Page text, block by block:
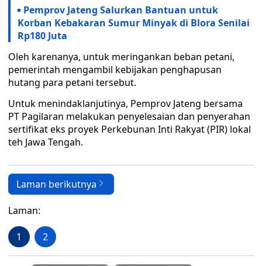
Pemprov Jateng Salurkan Bantuan untuk
Korban Kebakaran Sumur Minyak di Blora Senilai
Rp180 Juta
Oleh karenanya, untuk meringankan beban petani,
pemerintah mengambil kebijakan penghapusan
hutang para petani tersebut.
Untuk menindaklanjutinya, Pemprov Jateng bersama
PT Pagilaran melakukan penyelesaian dan penyerahan
sertifikat eks proyek Perkebunan Inti Rakyat (PIR) lokal
teh Jawa Tengah.
Laman berikutnya
Laman:
1 2